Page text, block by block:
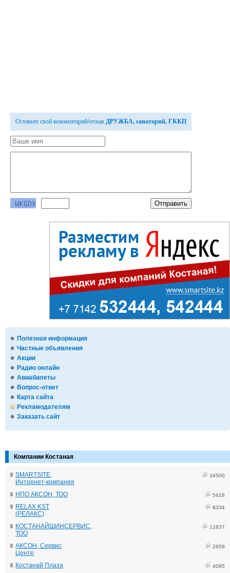
Полезная информация
Частные объявления
Акции
Радио онлайн
Авиабилеты
Вопрос-ответ
Карта сайта
Рекламодателям
Заказать сайт
Компании Костаная
SMARTSITE,
Интернет-компания
34500
НПО АКСОН, ТОО 5418
RELAX KST
(РЕЛАКС)
8334
КОСТАНАЙШИНСЕРВИС,
ТОО
11837
АКСОН, Сервис
Центр
2658
Костанай Плаза 4095
Оставьте свой комментарий/отзыв ДРУЖБА, санаторий, ГККП